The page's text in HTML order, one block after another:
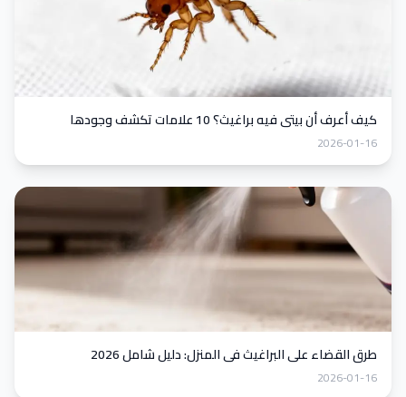
كيف أعرف أن بيتي فيه براغيث؟ 10 علامات تكشف وجودها
2026-01-16
طرق القضاء على البراغيث في المنزل: دليل شامل 2026
2026-01-16